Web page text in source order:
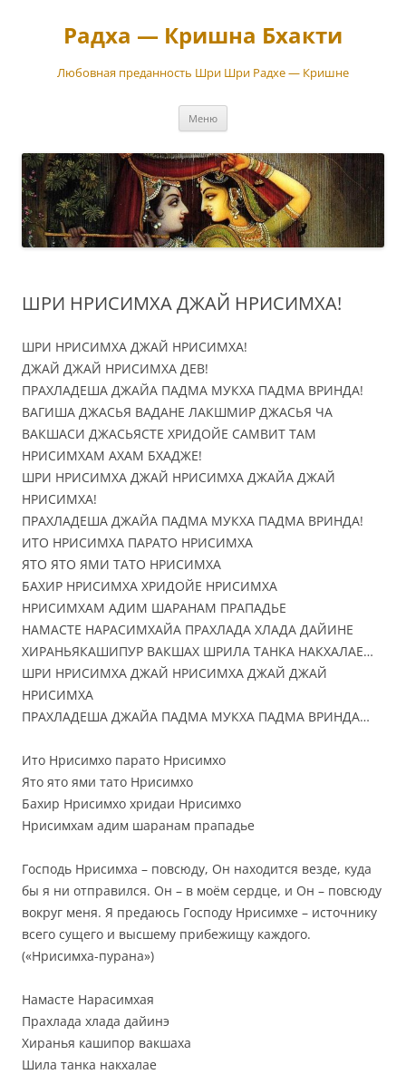
содержимому
Радха — Кришна Бхакти
Любовная преданность Шри Шри Радхе — Кришне
Меню
ШРИ НРИСИМХА ДЖАЙ НРИСИМХА!
ШРИ НРИСИМХА ДЖАЙ НРИСИМХА!
ДЖАЙ ДЖАЙ НРИСИМХА ДЕВ!
ПРАХЛАДЕША ДЖАЙА ПАДМА МУКХА ПАДМА ВРИНДА!
ВАГИША ДЖАСЬЯ ВАДАНЕ ЛАКШМИР ДЖАСЬЯ ЧА
ВАКШАСИ ДЖАСЬЯСТЕ ХРИДОЙЕ САМВИТ ТАМ
НРИСИМХАМ АХАМ БХАДЖЕ!
ШРИ НРИСИМХА ДЖАЙ НРИСИМХА ДЖАЙА ДЖАЙ
НРИСИМХА!
ПРАХЛАДЕША ДЖАЙА ПАДМА МУКХА ПАДМА ВРИНДА!
ИТО НРИСИМХА ПАРАТО НРИСИМХА
ЯТО ЯТО ЯМИ ТАТО НРИСИМХА
БАХИР НРИСИМХА ХРИДОЙЕ НРИСИМХА
НРИСИМХАМ АДИМ ШАРАНАМ ПРАПАДЬЕ
НАМАСТЕ НАРАСИМХАЙА ПРАХЛАДА ХЛАДА ДАЙИНЕ
ХИРАНЬЯКАШИПУР ВАКШАХ ШРИЛА ТАНКА НАКХАЛАЕ…
ШРИ НРИСИМХА ДЖАЙ НРИСИМХА ДЖАЙ ДЖАЙ
НРИСИМХА
ПРАХЛАДЕША ДЖАЙА ПАДМА МУКХА ПАДМА ВРИНДА…
Ито Нрисимхо парато Нрисимхо
Ято ято ями тато Нрисимхо
Бахир Нрисимхо хридаи Нрисимхо
Нрисимхам адим шаранам прападье
Господь Нрисимха – повсюду, Он находится везде, куда
бы я ни отправился. Он – в моём сердце, и Он – повсюду
вокруг меня. Я предаюсь Господу Нрисимхе – источнику
всего сущего и высшему прибежищу каждого.
(«Нрисимха-пурана»)
Намасте Нарасимхая
Прахлада хлада дайинэ
Хиранья кашипор вакшаха
Шила танка накхалае